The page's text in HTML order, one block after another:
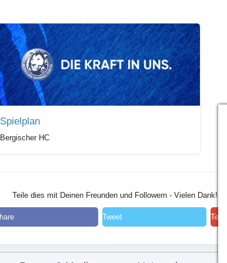
Spielplan
Bergischer HC
Teile dies mit Deinen Freunden und Followern - Vielen Dank!
Tweet Teilen